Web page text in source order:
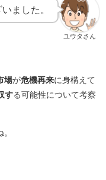
ユウタさん
ました。
場が危機再来に身構えて
する可能性について考察